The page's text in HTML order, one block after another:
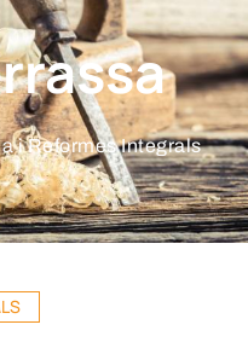
Fusteria
Reformes
Projectes
Empresa
i Reformes Integrals